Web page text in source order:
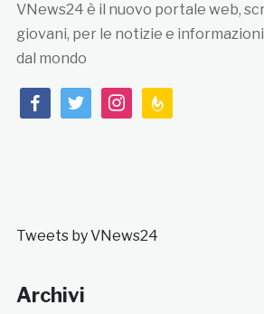
VNews24 è il nuovo portale web,
giovani, per le notizie e informazioni
dal mondo
facebooktwitterinstagramfeedburner
Tweets by VNews24
Archivi